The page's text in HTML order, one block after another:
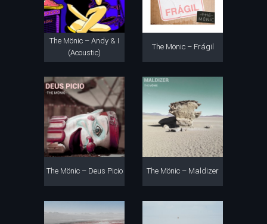
The Mönic – Andy & I
(Acoustic)
The Mönic – Frágil
The Mönic – Deus Picio The Mönic – Maldizer